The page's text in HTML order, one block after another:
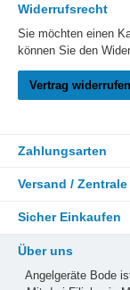
Widerrufsrecht
Sie möchten einen
können Sie den
Vertrag widerrufen
Zahlungsarten
Versand / Zentrale
Sicher Einkaufen
Über uns
Angelgeräte Bode